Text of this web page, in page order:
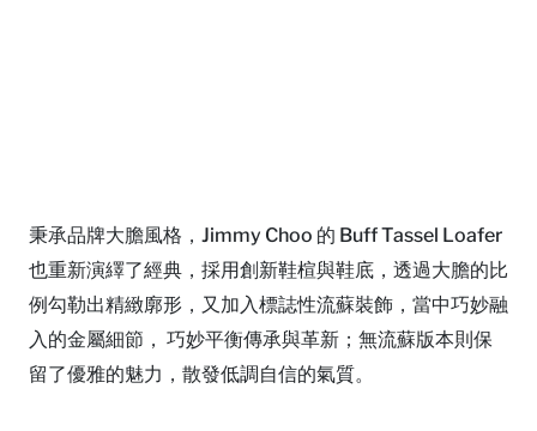
秉承品牌大膽風格，Jimmy Choo 的 Buff Tassel Loafer
也重新演繹了經典，採用創新鞋楦與鞋底，透過大膽的比
例勾勒出精緻廓形，又加入標誌性流蘇裝飾，當中巧妙融
入的金屬細節， 巧妙平衡傳承與革新；無流蘇版本則保
留了優雅的魅力，散發低調自信的氣質。